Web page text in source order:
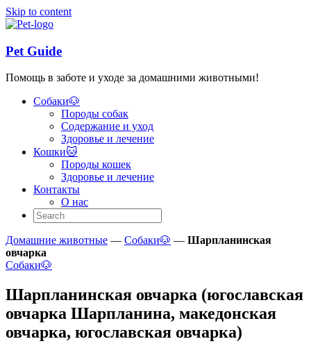
Skip to content
Pet Guide
Помощь в заботе и уходе за домашними животными!
Собаки🐶
Породы собак
Содержание и уход
Здоровье и лечение
Кошки🐱
Породы кошек
Здоровье и лечение
Контакты
О нас
Домашние животные — Собаки🐶 — Шарпланинская
овчарка
Собаки🐶
Шарпланинская овчарка (югославская
овчарка Шарпланина, македонская
овчарка, югославская овчарка)